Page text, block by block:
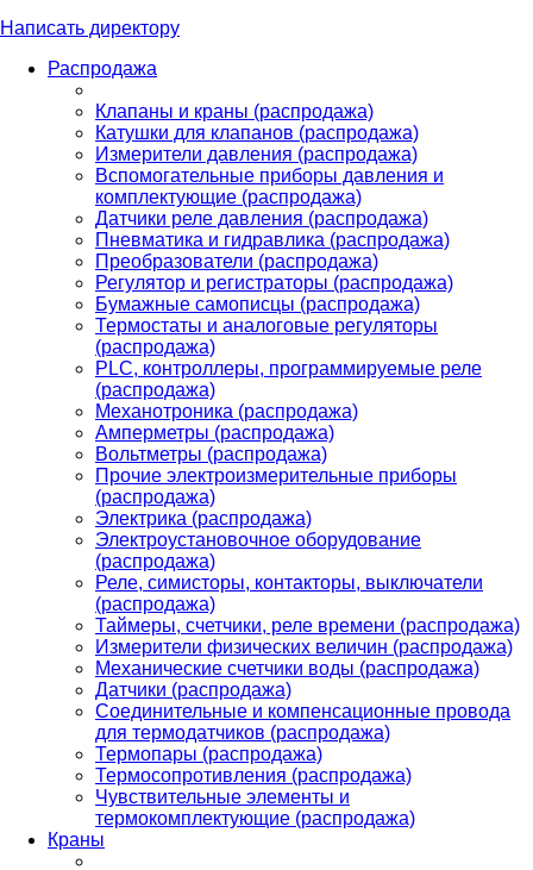
Написать директору
Распродажа
Клапаны и краны (распродажа)
Катушки для клапанов (распродажа)
Измерители давления (распродажа)
Вспомогательные приборы давления и
комплектующие (распродажа)
Датчики реле давления (распродажа)
Пневматика и гидравлика (распродажа)
Преобразователи (распродажа)
Регулятор и регистраторы (распродажа)
Бумажные самописцы (распродажа)
Термостаты и аналоговые регуляторы
(распродажа)
PLС, контроллеры, программируемые реле
(распродажа)
Механотроника (распродажа)
Амперметры (распродажа)
Вольтметры (распродажа)
Прочие электроизмерительные приборы
(распродажа)
Электрика (распродажа)
Электроустановочное оборудование
(распродажа)
Реле, симисторы, контакторы, выключатели
(распродажа)
Таймеры, счетчики, реле времени (распродажа)
Измерители физических величин (распродажа)
Механические счетчики воды (распродажа)
Датчики (распродажа)
Соединительные и компенсационные провода
для термодатчиков (распродажа)
Термопары (распродажа)
Термосопротивления (распродажа)
Чувствительные элементы и
термокомплектующие (распродажа)
Краны